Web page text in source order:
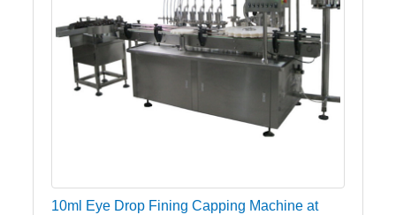
10ml Eye Drop Fining Capping Machine at